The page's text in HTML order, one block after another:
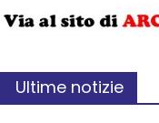
Ultime notizie